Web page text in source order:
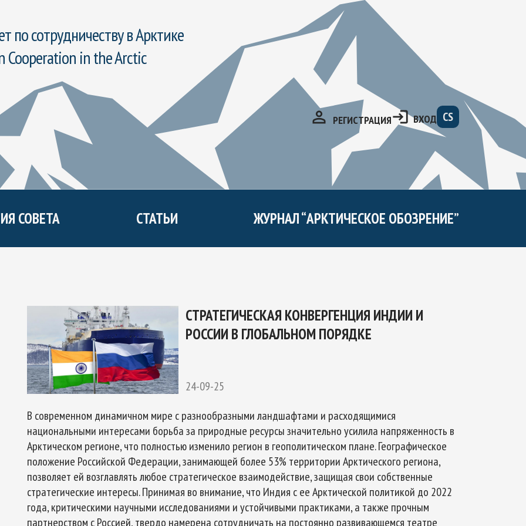
сотрудничеству в Арктике
in the Arctic
РЕГИСТРАЦИЯ ВХОД CS
РОССИЙСКОЙ ФЕДЕРАЦИИ И ОБЕСПЕЧЕНИЯ НАЦИОНАЛЬНОЙ БЕЗОПАСНОСТИ НА ПЕРИОД ДО 2035
СОВЕТА СТАТЬИ ЖУРНАЛ “АРКТИЧЕСКОЕ ОБОЗРЕНИЕ”
СТРАТЕГИЧЕСКАЯ КОНВЕРГЕНЦИЯ ИНДИИ И
РОССИИ В ГЛОБАЛЬНОМ ПОРЯДКЕ
24-09-25
В современном динамичном мире с разнообразными ландшафтами и расходящимися
национальными интересами борьба за природные ресурсы значительно усилила напряженность в
Арктическом регионе, что полностью изменило регион в геополитическом плане. Географическое
положение Российской Федерации, занимающей более 53% территории Арктического региона,
позволяет ей возглавлять любое стратегическое взаимодействие, защищая свои собственные
стратегические интересы. Принимая во внимание, что Индия с ее Арктической политикой до 2022
года, критическими научными исследованиями и устойчивыми практиками, а также прочным
партнерством с Россией, твердо намерена сотрудничать на постоянно развивающемся театре